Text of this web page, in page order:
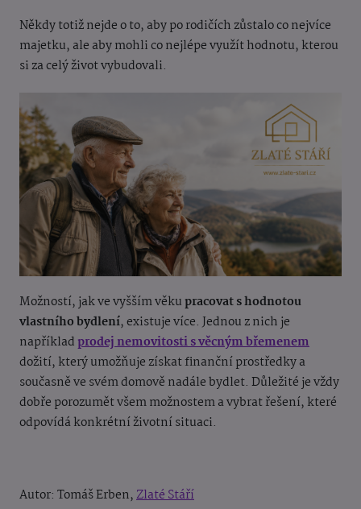
Někdy totiž nejde o to, aby po rodičích zůstalo co nejvíce
majetku, ale aby mohli co nejlépe využít hodnotu, kterou
si za celý život vybudovali.
Možností, jak ve vyšším věku pracovat s hodnotou
vlastního bydlení, existuje více. Jednou z nich je
například prodej nemovitosti s věcným břemenem
dožití, který umožňuje získat finanční prostředky a
současně ve svém domově nadále bydlet. Důležité je vždy
dobře porozumět všem možnostem a vybrat řešení, které
odpovídá konkrétní životní situaci.
Autor: Tomáš Erben,Zlaté Stáří